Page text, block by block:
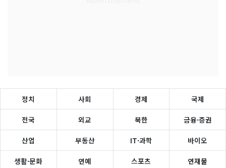
정치 사회 경제 국제
전국 외교 북한 금융·증권
산업 부동산 IT·과학 바이오
생활·문화 연예 스포츠 연재물